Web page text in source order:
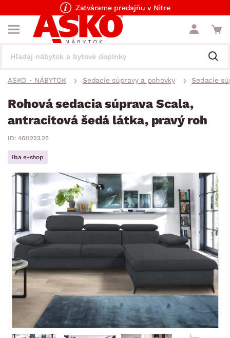
Zatvárame predajňu v Nitre
ASKO - NÁBYTOK Sedacie súpravy a pohovky Sedacie
Rohová sedacia súprava Scala,
antracitová šedá látka, pravý roh
ID: 4611223.25
Iba e-shop